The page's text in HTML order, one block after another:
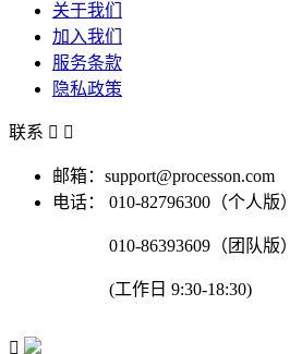
关于我们
加入我们
服务条款
隐私政策
联系  
邮箱：support@processon.com
电话：
010-82796300（个人版）
010-86393609（团队版）
(工作日 9:30-18:30)
